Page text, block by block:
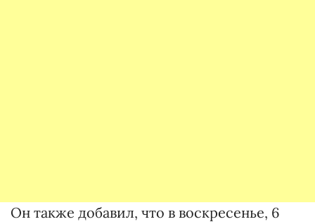
Он также добавил, что в воскресенье, 6